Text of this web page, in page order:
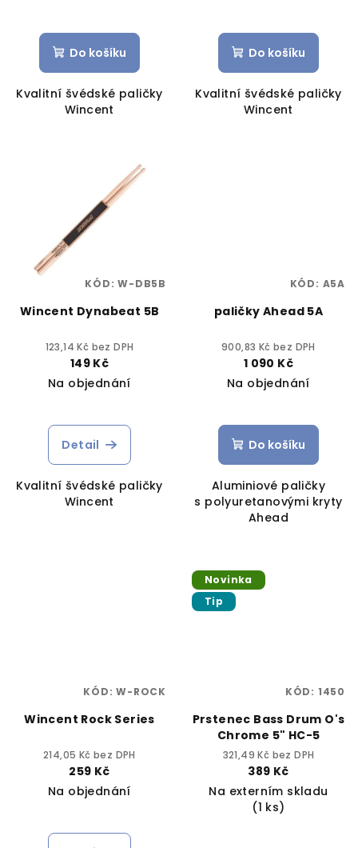
Do košíku
Kvalitní švédské paličky
Wincent
Do košíku
Kvalitní švédské paličky
Wincent
Wincent Dynabeat 5B
123,14 Kč bez DPH
149 Kč
Na objednání
Detail
Kvalitní švédské paličky
Wincent
KÓD:W-DB5B
paličky Ahead 5A
900,83 Kč bez DPH
1 090 Kč
Na objednání
Do košíku
Aluminiové paličky
s polyuretanovými kryty
Ahead
KÓD: A5A
Wincent Rock Series
214,05 Kč bez DPH
259 Kč
Na objednání
KÓD:W-ROCK
Novinka
Tip
Prstenec Bass Drum O's
Chrome 5" HC-5
321,49 Kč bez DPH
389 Kč
Na externím skladu
(1 ks)
KÓD: 1450